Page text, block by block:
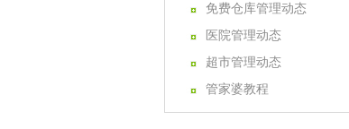
免费仓库管理动态
医院管理动态
超市管理动态
管家婆教程